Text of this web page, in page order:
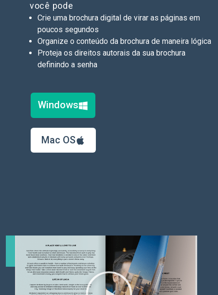
você pode
Crie uma brochura digital de virar as páginas em
poucos segundos
Organize o conteúdo da brochura de maneira lógica
Proteja os direitos autorais da sua brochura
definindo a senha
Windows
Mac OS